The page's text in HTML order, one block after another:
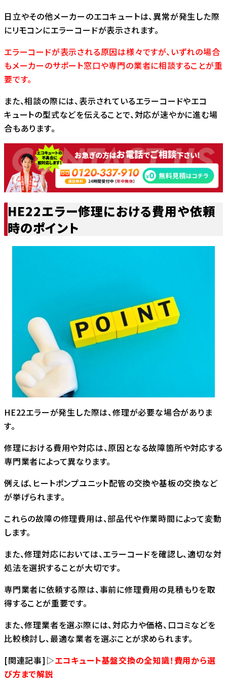
日立やその他メーカーのエコキュートは、異常が発生した際
にリモコンにエラーコードが表示されます。
エラーコードが表示される原因は様々ですが、いずれの場合
もメーカーのサポート窓口や専門の業者に相談することが重
要です。
また、相談の際には、表示されているエラーコードやエコ
キュートの型式などを伝えることで、対応が速やかに進む場
合もあります。
HE22エラー修理における費用や依頼
時のポイント
HE22エラーが発生した際は、修理が必要な場合がありま
す。
修理における費用や対応は、原因となる故障箇所や対応する
専門業者によって異なります。
例えば、ヒートポンプユニット配管の交換や基板の交換など
が挙げられます。
これらの故障の修理費用は、部品代や作業時間によって変動
します。
また、修理対応においては、エラーコードを確認し、適切な対
処法を選択することが大切です。
専門業者に依頼する際は、事前に修理費用の見積もりを取
得することが重要です。
また、修理業者を選ぶ際には、対応力や価格、口コミなどを
比較検討し、最適な業者を選ぶことが求められます。
[関連記事]▷エコキュート基盤交換の全知識！費用から選
び方まで解説